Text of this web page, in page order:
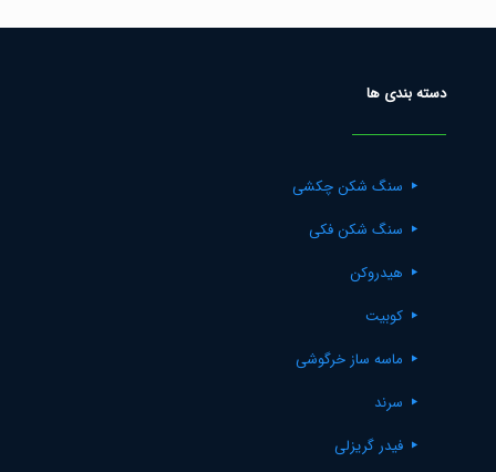
دسته بندی ها
سنگ شکن چکشی
سنگ شکن فکی
هیدروکن
کوبیت
ماسه ساز خرگوشی
سرند
فیدر گریزلی